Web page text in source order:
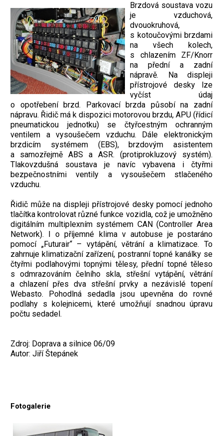
Brzdová soustava vozu
je vzduchová,
dvouokruhová,
s kotoučovými brzdami
na všech kolech,
s chlazením ZF/Knorr
na přední a zadní
nápravě. Na displeji
přístrojové desky lze
vyčíst údaj
o opotřebení brzd. Parkovací brzda působí na zadní
nápravu. Řidič má k dispozici motorovou brzdu, APU (řídicí
pneumatickou jednotku) se čtyřcestným ochranným
ventilem a vysoušečem vzduchu. Dále elektronickým
brzdicím systémem (EBS), brzdovým asistentem
a samozřejmě ABS a ASR. (protiprokluzový systém).
Tlakovzdušná soustava je navíc vybavena i čtyřmi
bezpečnostními ventily a vysoušečem stlačeného
vzduchu.
Řidič může na displeji přístrojové desky pomocí jednoho
tlačítka kontrolovat různé funkce vozidla, což je umožněno
digitálním multiplexním systémem CAN (Controller Area
Network). I o příjemné klima v autobuse je postaráno
pomocí „Futurair“ – vytápění, větrání a klimatizace. To
zahrnuje klimatizační zařízení, postranní topné kanálky se
čtyřmi podlahovými topnými tělesy, přední topné těleso
s odmrazováním čelního skla, střešní vytápění, větrání
a chlazení přes dva střešní prvky a nezávislé topení
Webasto. Pohodlná sedadla jsou upevněna do rovné
podlahy s kolejnicemi, které umožňují snadnou úpravu
počtu sedadel.
Zdroj: Doprava a silnice 06/09
Autor: Jiří Štepánek
Fotogalerie